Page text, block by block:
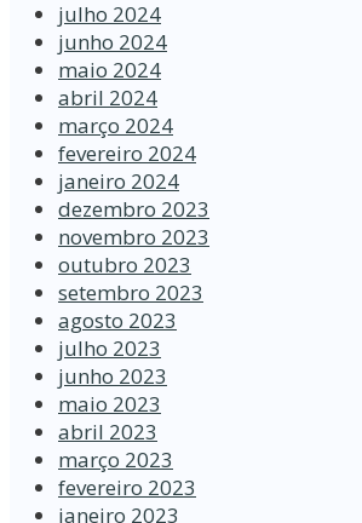
julho 2024
junho 2024
maio 2024
abril 2024
março 2024
fevereiro 2024
janeiro 2024
dezembro 2023
novembro 2023
outubro 2023
setembro 2023
agosto 2023
julho 2023
junho 2023
maio 2023
abril 2023
março 2023
fevereiro 2023
janeiro 2023